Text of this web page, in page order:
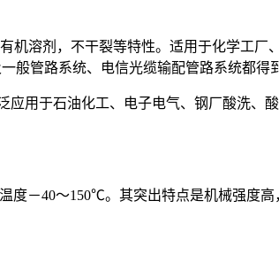
溶剂，不干裂等特性。适用于化学工
般管路系统、电信光缆输配管路系统都得
用于石油化工、电子电气、钢厂酸洗、酸
度－40～150℃。其突出特点是机械强度